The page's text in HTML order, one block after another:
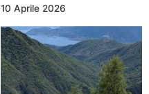
10 Aprile 2026